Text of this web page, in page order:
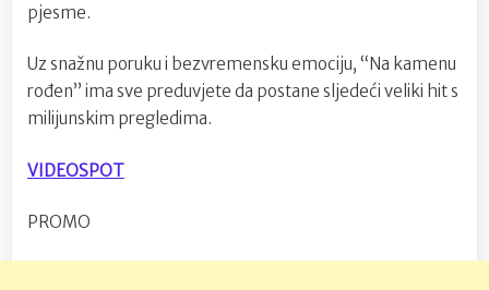
pjesme.
Uz snažnu poruku i bezvremensku emociju, “Na kamenu
rođen” ima sve preduvjete da postane sljedeći veliki hit s
milijunskim pregledima.
VIDEOSPOT
PROMO